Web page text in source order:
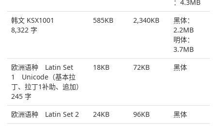
：4.3MB
韩文 KSX1001
8,322 字
585KB 2,340KB
黑体：
2.2MB
明体：
3.7MB
欧洲语种 Latin Set
1 Unicode（基本拉
丁、拉丁1补助、追加）
245 字
18KB 72KB 黑体
欧洲语种 Latin Set 2 24KB 96KB
黑体